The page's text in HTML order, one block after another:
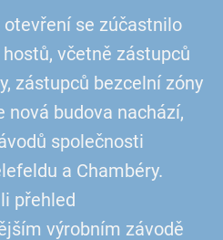
se zúčastnilo
včetně zástupců
zástupců bezcelní zóny
nová budova nachází,
společnosti
a Chambéry.
přehled
výrobním závodě